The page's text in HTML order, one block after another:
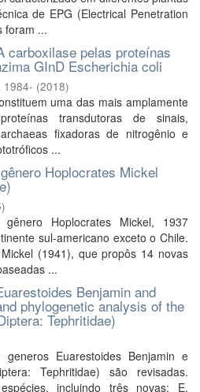
de EPG (Electrical Penetration
foram ...
carboxilase pelas proteínas
GInD Escherichia coli
1984- (2018)
uma das mais amplamente
transdutoras de sinais,
fixadoras de nitrogênio e
...
Hoplocrates Mickel
)
Hoplocrates Mickel, 1937
sul-americano exceto o Chile.
(1941), que propôs 14 novas
...
Benjamin and
phylogenetic analysis of the
Tephritidae)
Euarestoides Benjamin e
Tephritidae) são revisadas.
incluindo três novas: E.